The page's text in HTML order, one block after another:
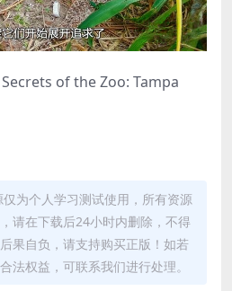
Secrets of the Zoo: Tampa
为个人学习测试使用，所有资源
请在下载后24小时内删除，不得
果自负，请支持购买正版！如若
法权益，可联系我们进行处理。